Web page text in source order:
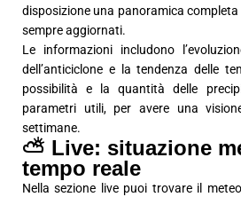
disposizione una panoramica
sempre aggiornati.
Le informazioni includono
dell’anticiclone e la tendenza delle
possibilità e la quantità delle
parametri utili, per avere una
settimane.
⛅ Live: situazione
tempo reale
Nella sezione live puoi trovare il